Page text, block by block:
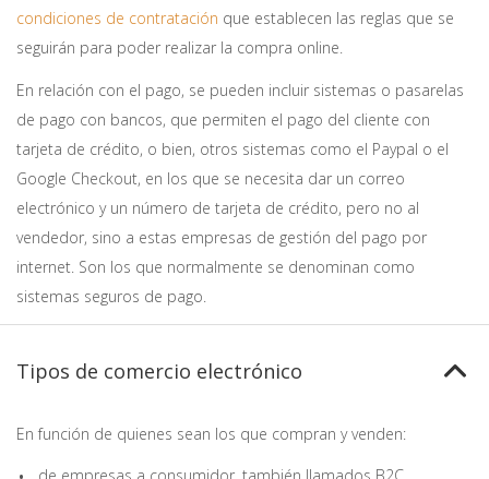
condiciones de contratación que establecen las reglas que se
seguirán para poder realizar la compra online.
En relación con el pago, se pueden incluir sistemas o pasarelas
de pago con bancos, que permiten el pago del cliente con
tarjeta de crédito, o bien, otros sistemas como el Paypal o el
Google Checkout, en los que se necesita dar un correo
electrónico y un número de tarjeta de crédito, pero no al
vendedor, sino a estas empresas de gestión del pago por
internet. Son los que normalmente se denominan como
sistemas seguros de pago.
Tipos de comercio electrónico
En función de quienes sean los que compran y venden: